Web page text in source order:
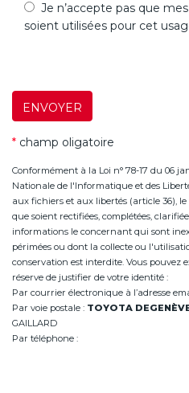
Je n’accepte pas que
soient utilisées pour cet
ENVOYER
* champ oligatoire
Conformément à la Loi n° 78-17 du 06
Nationale de l'Informatique et des
aux fichiers et aux libertés (article 36),
que soient rectifiées, complétées,
informations le concernant qui sont
périmées ou dont la collecte ou
conservation est interdite. Vous pouvez
réserve de justifier de votre identité :
Par courrier électronique à l’adresse
Par voie postale : TOYOTA
GAILLARD
Par téléphone :